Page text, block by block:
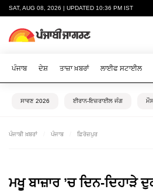
SAT, AUG 08, 2026 | UPDATED 10:36 PM IST
ਪੰਜਾਬ ਦੇਸ਼ ਤਾਜ਼ਾ ਖ਼ਬਰਾਂ ਲਾਈਫ ਸਟਾਈਲ
ਸਾਵਣ 2026 ਈਰਾਨ-ਇਜ਼ਰਾਈਲ ਜੰਗ
ਪੰਜਾਬੀ ਖ਼ਬਰਾਂ ਪੰਜਾਬ ਫ਼ਿਰੋਜ਼ਪੁਰ
ਮਖੂ ਬਾਜ਼ਾਰ ’ਚ ਦਿਨ-ਦਿਹਾੜੇ